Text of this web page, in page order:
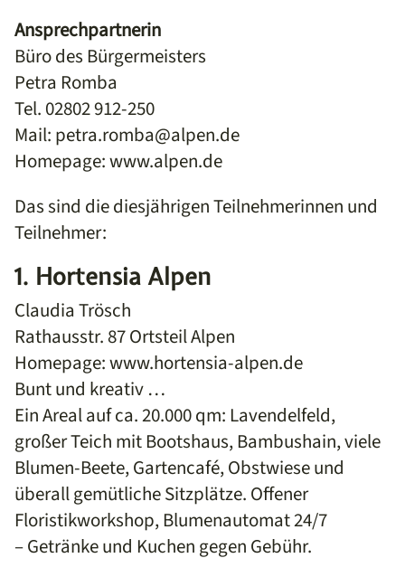
Ansprechpartnerin
Büro des Bürgermeisters
Petra Romba
Tel. 02802 912-250
Mail: petra.romba@alpen.de
Homepage: www.alpen.de
Das sind die diesjährigen Teilnehmerinnen und
Teilnehmer:
1. Hortensia Alpen
Claudia Trösch
Rathausstr. 87 Ortsteil Alpen
Homepage: www.hortensia-alpen.de
Bunt und kreativ …
Ein Areal auf ca. 20.000 qm: Lavendelfeld,
großer Teich mit Bootshaus, Bambushain, viele
Blumen-Beete, Gartencafé, Obstwiese und
überall gemütliche Sitzplätze. Offener
Floristikworkshop, Blumenautomat 24/7
– Getränke und Kuchen gegen Gebühr.